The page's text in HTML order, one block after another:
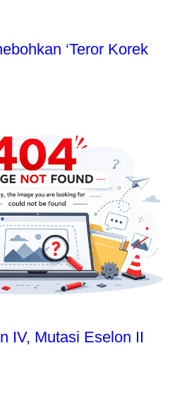
‘Teror Korek
IV, Mutasi Eselon II